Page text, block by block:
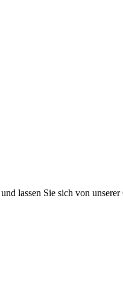
lassen Sie sich von